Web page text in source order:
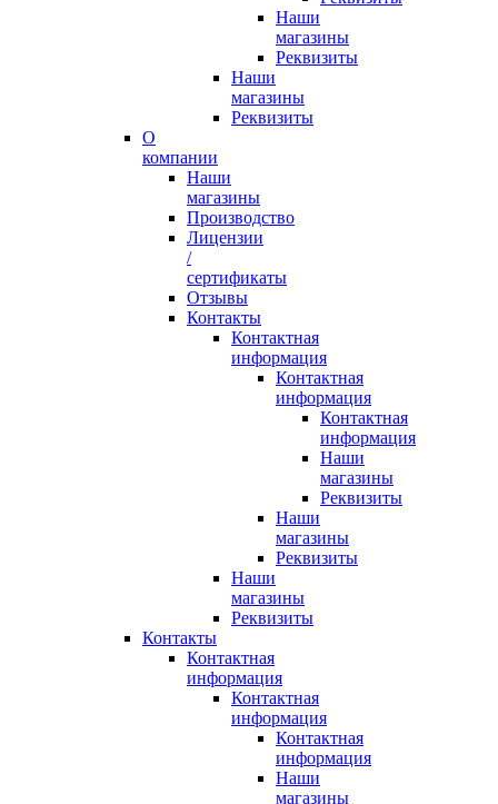
Наши
магазины
Реквизиты
Наши
магазины
Реквизиты
О
компании
Наши
магазины
Производство
Лицензии
/
сертификаты
Отзывы
Контакты
Контактная
информация
Контактная
информация
Контактная
информация
Наши
магазины
Реквизиты
Наши
магазины
Реквизиты
Наши
магазины
Реквизиты
Контакты
Контактная
информация
Контактная
информация
Контактная
информация
Наши
магазины